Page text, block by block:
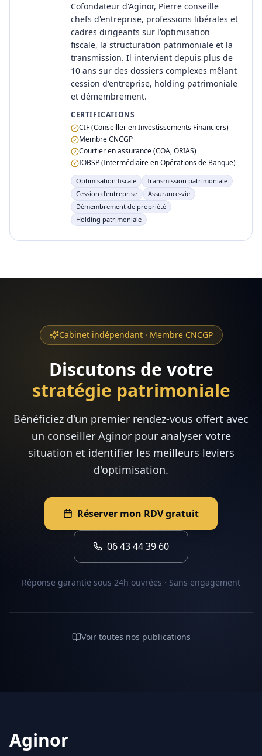
Cofondateur d'Aginor, Pierre conseille
chefs d'entreprise, professions libérales et
cadres dirigeants sur l'optimisation
fiscale, la structuration patrimoniale et la
transmission. Il intervient depuis plus de
10 ans sur des dossiers complexes mêlant
cession d'entreprise, holding patrimoniale
et démembrement.
CERTIFICATIONS
CIF (Conseiller en Investissements Financiers)
Membre CNCGP
Courtier en assurance (COA, ORIAS)
IOBSP (Intermédiaire en Opérations de Banque)
Optimisation fiscale
Transmission patrimoniale
Cession d'entreprise
Assurance-vie
Démembrement de propriété
Holding patrimoniale
Cabinet indépendant · Membre CNCGP
Discutons de votre
stratégie patrimoniale
Bénéficiez d'un premier rendez-vous offert avec
un conseiller Aginor pour analyser votre
situation et identifier les meilleurs leviers
d'optimisation.
Réserver mon RDV gratuit
06 43 44 39 60
Réponse garantie sous 24h ouvrées · Sans engagement
Voir toutes nos publications
Aginor